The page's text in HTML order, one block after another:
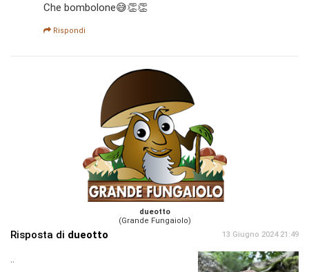
Che bombolone😅👏👏
Rispondi
dueotto
(Grande Fungaiolo)
Risposta di dueotto 13 Giugno 2024 21:49
..